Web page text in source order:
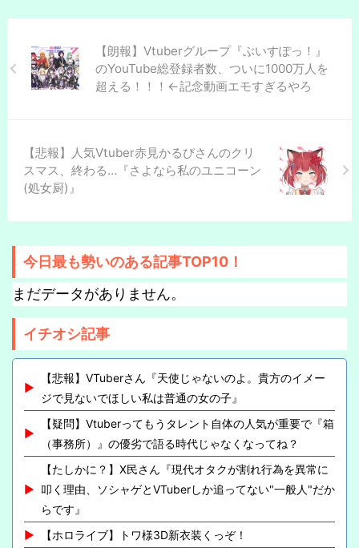
【朗報】Vtuberグループ『ぶいすぽっ！』
のYouTube総登録者数、ついに1000万人を
超える！！！←記念動画エモすぎるやろ
【悲報】人気Vtuber赤見かるびさんのクリ
スマス、終わる…『さよなら私のユニコーン
(処女厨)』
今日最も勢いのある記事TOP10！
まだデータがありません。
イチオシ記事
【悲報】VTuberさん『天使じゃないのよ。貴方のイメー
ジで見ないでほしい私は普通の女の子』
【疑問】Vtuberってもうタレント自体の人気が重要で『箱
（事務所）』の優劣で語る時代じゃなくなってね？
【たしかに？】X民さん『現代オタクが割れ行為を異常に
叩く理由、ソシャゲとVTuberしか追ってない"一般人"だか
らです』
【ホロライブ】トワ様3D新衣装くっぞ！